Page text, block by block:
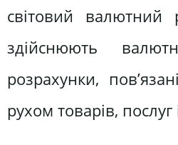
світовий
здійснюють
розрахунки,
рухом товарів, послуг